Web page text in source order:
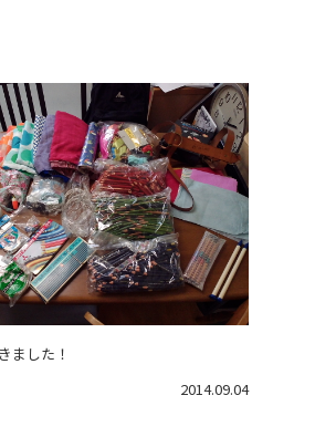
ました！
2014.09.04